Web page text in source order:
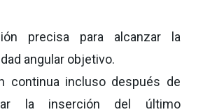
precisa para alcanzar la
angular objetivo.
continua incluso después de
la inserción del último